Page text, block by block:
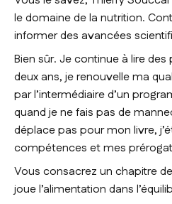
le domaine de la nutrition.
informer des avancées
Bien sûr. Je continue à lire
deux ans, je renouvelle ma
par l’intermédiaire d’un
quand je ne fais pas de
déplace pas pour mon livre,
compétences et mes
Vous consacrez un chapitre
joue l’alimentation dans